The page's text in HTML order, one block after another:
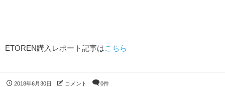
ETOREN購入レポート記事はこちら
2018年6月30日 コメント 0件